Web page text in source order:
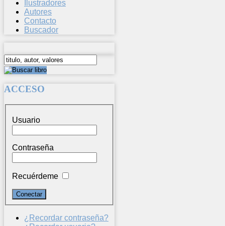
Ilustradores
Autores
Contacto
Buscador
ACCESO
Usuario
Contraseña
Recuérdeme
¿Recordar contraseña?